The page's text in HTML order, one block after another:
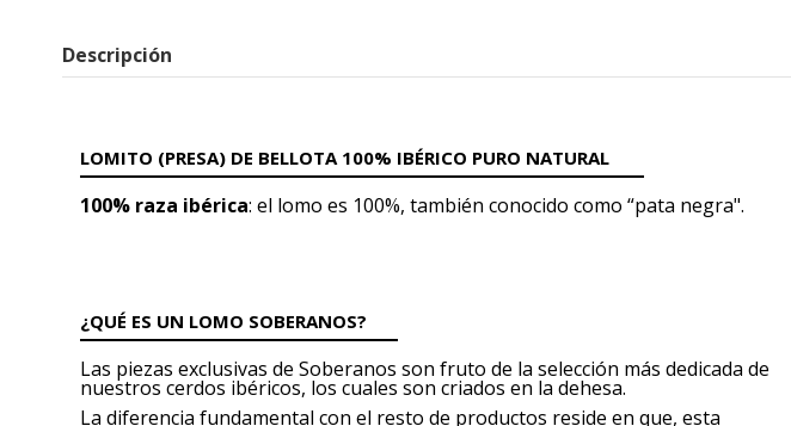
Descripción
LOMITO (PRESA) DE BELLOTA 100% IBÉRICO PURO NATURAL
100% raza ibérica: el lomo es 100%, también conocido como “pata negra".
¿QUÉ ES UN LOMO SOBERANOS?
Las piezas exclusivas de Soberanos son fruto de la selección más dedicada de
nuestros cerdos ibéricos, los cuales son criados en la dehesa.
La diferencia fundamental con el resto de productos reside en que, esta